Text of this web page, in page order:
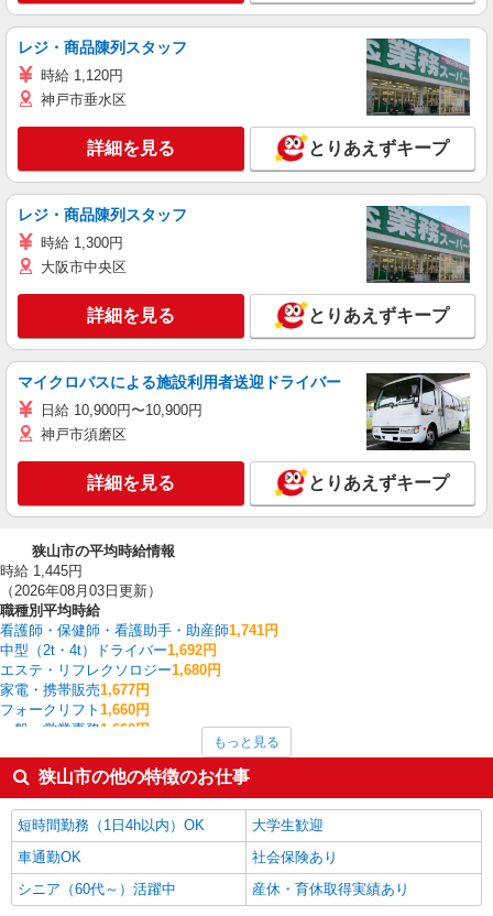
レジ・商品陳列スタッフ
時給 1,120円
神戸市垂水区
詳細を見る とりあえずキープ
レジ・商品陳列スタッフ
時給 1,300円
大阪市中央区
詳細を見る とりあえずキープ
マイクロバスによる施設利用者送迎ドライバー
日給 10,900円〜10,900円
神戸市須磨区
詳細を見る とりあえずキープ
狭山市の平均時給情報
時給 1,445円
（2026年08月03日更新）
職種別平均時給
看護師・保健師・看護助手・助産師1,741円
中型（2t・4t）ドライバー1,692円
エステ・リフレクソロジー1,680円
家電・携帯販売1,677円
フォークリフト 1,660円
一般・営業事務1,660円
その他清掃・警備・ビルメンテナンス1,600円
その他介護・福祉1,550円
介護職・ヘルパー1,513円
狭山市の他の職種の平均時給を見る
もっと見る
狭山市の他の特徴のお仕事
短時間勤務（1日4h以内）OK
大学生歓迎
車通勤OK
社会保険あり
シニア（60代～）活躍中
産休・育休取得実績あり